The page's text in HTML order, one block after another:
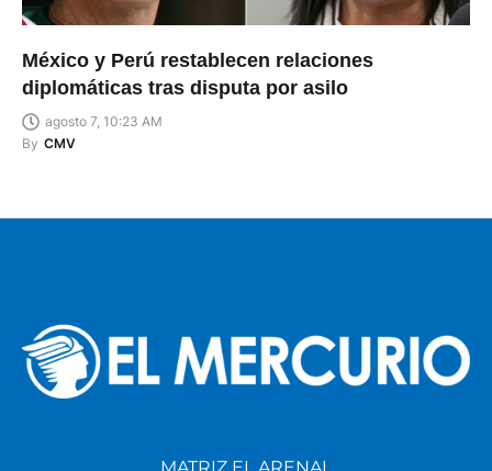
México y Perú restablecen relaciones
diplomáticas tras disputa por asilo
agosto 7, 10:23 AM
By CMV
MATRIZ EL ARENAL